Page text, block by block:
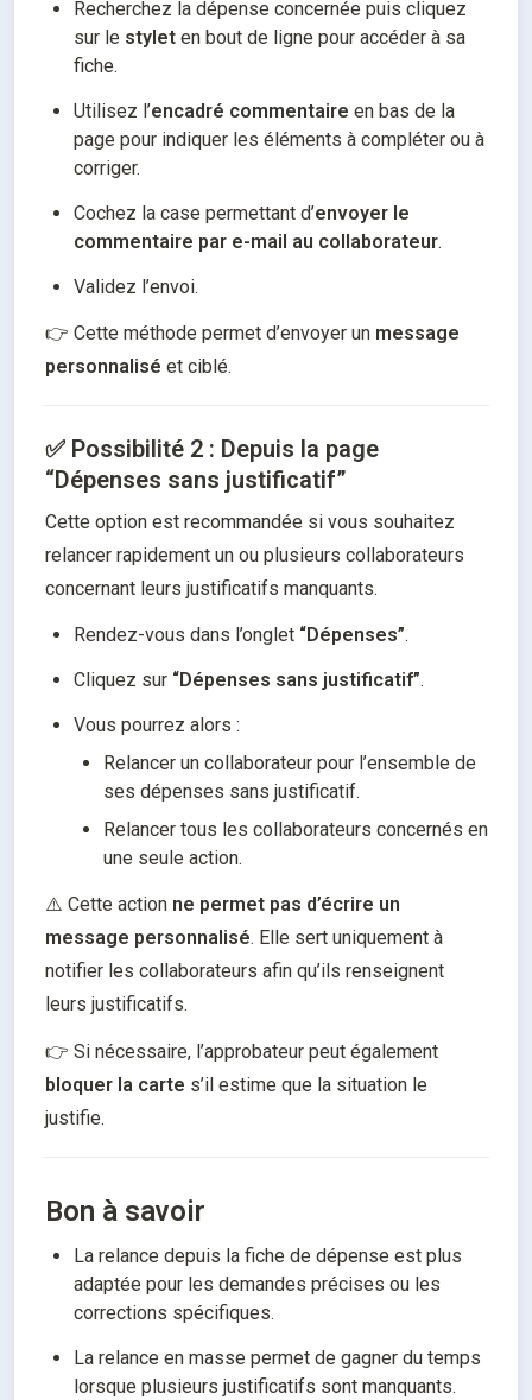
Recherchez la dépense concernée puis cliquez
sur le stylet en bout de ligne pour accéder à sa
fiche.
Utilisez l’encadré commentaire en bas de la
page pour indiquer les éléments à compléter ou à
corriger.
Cochez la case permettant d’envoyer le
commentaire par e-mail au collaborateur.
Validez l’envoi.
👉 Cette méthode permet d’envoyer un message
personnalisé et ciblé.
✅ Possibilité 2 : Depuis la page
“Dépenses sans justificatif”
Cette option est recommandée si vous souhaitez
relancer rapidement un ou plusieurs collaborateurs
concernant leurs justificatifs manquants.
Rendez-vous dans l’onglet “Dépenses”.
Cliquez sur “Dépenses sans justificatif”.
Vous pourrez alors :
Relancer un collaborateur pour l’ensemble de
ses dépenses sans justificatif.
Relancer tous les collaborateurs concernés en
une seule action.
⚠️ Cette action ne permet pas d’écrire un
message personnalisé. Elle sert uniquement à
notifier les collaborateurs afin qu’ils renseignent
leurs justificatifs.
bloquer la carte s’il estime que la situation le
justifie.
Bon à savoir
La relance depuis la fiche de dépense est plus
adaptée pour les demandes précises ou les
corrections spécifiques.
La relance en masse permet de gagner du temps
lorsque plusieurs justificatifs sont manquants.